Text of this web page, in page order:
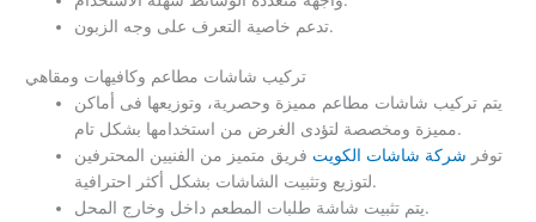
تدعم خاصية التعرف على وجه الزبون.
تركيب شاشات مطاعم وكافيهات ومقاهي
يتم تركيب شاشات مطاعم مميزة وحصرية، وتوزيعها فى أماكن
مميزة ومخصصة لتؤدى الغرض من استخدامها بشكل تام.
توفر شركة شاشات الكويت فريق متميز من الفنيين المحترفين
لتوزيع وتثبيت الشاشات بشكل أكثر احترافية.
يتم تثبيت شاشة طلبات المطعم داخل وخارج المحل.